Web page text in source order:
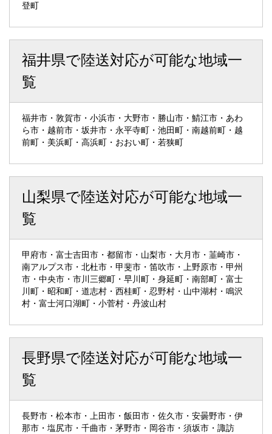
登町
福井県で陸送対応が可能な地域一
覧
福井市・敦賀市・小浜市・大野市・勝山市・鯖江市・あわ
ら市・越前市・坂井市・永平寺町・池田町・南越前町・越
前町・美浜町・高浜町・おおい町・若狭町
山梨県で陸送対応が可能な地域一
覧
甲府市・富士吉田市・都留市・山梨市・大月市・韮崎市・
南アルプス市・北杜市・甲斐市・笛吹市・上野原市・甲州
市・中央市・市川三郷町・早川町・身延町・南部町・富士
川町・昭和町・道志村・西桂町・忍野村・山中湖村・鳴沢
村・富士河口湖町・小菅村・丹波山村
長野県で陸送対応が可能な地域一
覧
長野市・松本市・上田市・飯田市・佐久市・安曇野市・伊
那市・塩尻市・千曲市・茅野市・岡谷市・須坂市・諏訪